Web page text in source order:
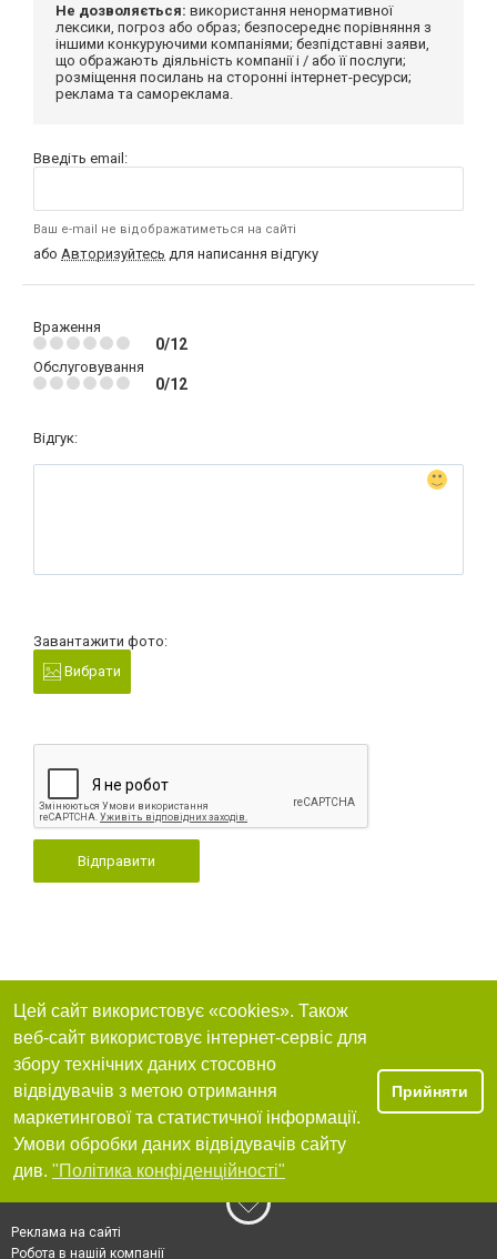
Не дозволяється: використання ненормативної
лексики, погроз або образ; безпосереднє порівняння з
іншими конкуруючими компаніями; безпідставні заяви,
що ображають діяльність компанії і / або її послуги;
розміщення посилань на сторонні інтернет-ресурси;
реклама та самореклама.
Введіть email:
Ваш e-mail не відображатиметься на сайті
або Авторизуйтесь для написання відгуку
Враження
0/12
Обслуговування
0/12
Відгук:
Завантажити фото:
Вибрати
Відправити
Цей сайт використовує «cookies». Також
веб-сайт використовує інтернет-сервіс для
збору технічних даних стосовно
відвідувачів з метою отримання
маркетингової та статистичної інформації.
Умови обробки даних відвідувачів сайту
див. "Політика конфіденційності"
Прийняти
Реклама на сайті
Робота в нашій компанії